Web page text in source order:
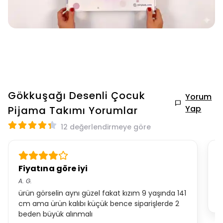
Gökkuşağı Desenli Çocuk
Pijama Takımı Yorumlar
Yorum
Yap
12 değerlendirmeye göre
Fiyatına göre iyi
A. G.
ürün görselin aynı güzel fakat kızım 9 yaşında 141
cm ama ürün kalıbı küçük bence siparişlerde 2
beden büyük alınmalı